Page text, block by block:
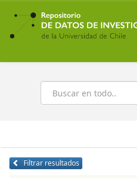
Ir
contenido
principal
Buscar
Filtrar resultados